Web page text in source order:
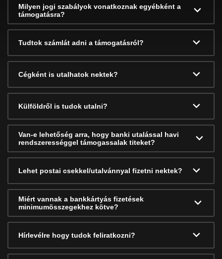
Milyen jogi szabályok vonatkoznak egyébként a
támogatásra?
Tudtok számlát adni a támogatásról?
Cégként is utalhatok nektek?
Külföldről is tudok utalni?
Van-e lehetőség arra, hogy banki utalással havi
rendszerességgel támogassalak titeket?
Lehet postai csekkel/utalvánnyal fizetni nektek?
Miért vannak a bankkártyás fizetések
minimumösszegekhez kötve?
Hírlevélre hogy tudok feliratkozni?